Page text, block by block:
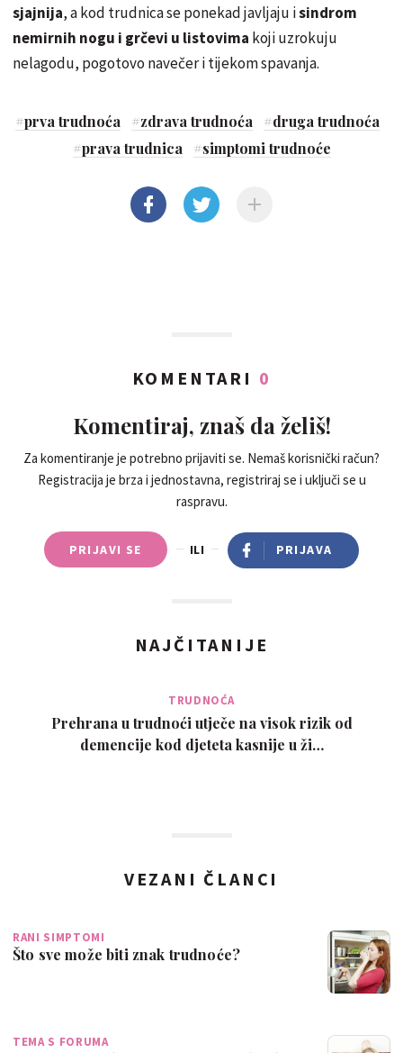
sjajnija, a kod trudnica se ponekad javljaju isindrom
nemirnih nogu i grčevi u listovima koji uzrokuju
nelagodu, pogotovo navečer i tijekom spavanja.
#prva trudnoća #zdrava trudnoća #druga trudnoća
#prava trudnica #simptomi trudnoće
KOMENTARI 0
Komentiraj, znaš da želiš!
Za komentiranje je potrebno prijaviti se. Nemaš korisnički račun?
Registracija je brza i jednostavna, registriraj se i uključi se u
raspravu.
PRIJAVI SE ILI PRIJAVA
NAJČITANIJE
TRUDNOĆA
Prehrana u trudnoći utječe na visok rizik od
demencije kod djeteta kasnije u ži…
VEZANI ČLANCI
RANI SIMPTOMI
Što sve može biti znak trudnoće?
TEMA S FORUMA